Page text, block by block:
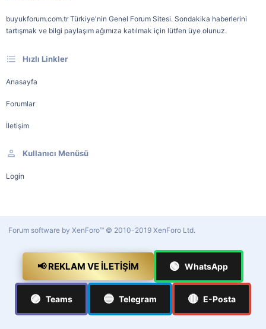
buyukforum.com.tr Türkiye'nin Genel Forum Sitesi. Sondakika haberlerini
tartışmak ve bilgi paylaşım ağımıza katılmak için lütfen üye olunuz.
Hızlı Linkler
Anasayfa
Forumlar
İletişim
Kullanıcı Menüsü
Login
Forum software by XenForo™ © 2010-2019 XenForo Ltd.
📢 REKLAM VE İLETIŞIM 🟢 WhatsApp
🟣 Teams 🔵 Telegram 🔴 E-Posta